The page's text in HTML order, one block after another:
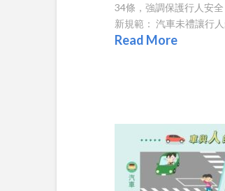
34條，強調保護行人安
新規範： 汽車未禮讓行
Read More